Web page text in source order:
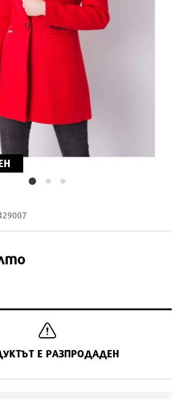
Е РАЗПРОДАДЕН